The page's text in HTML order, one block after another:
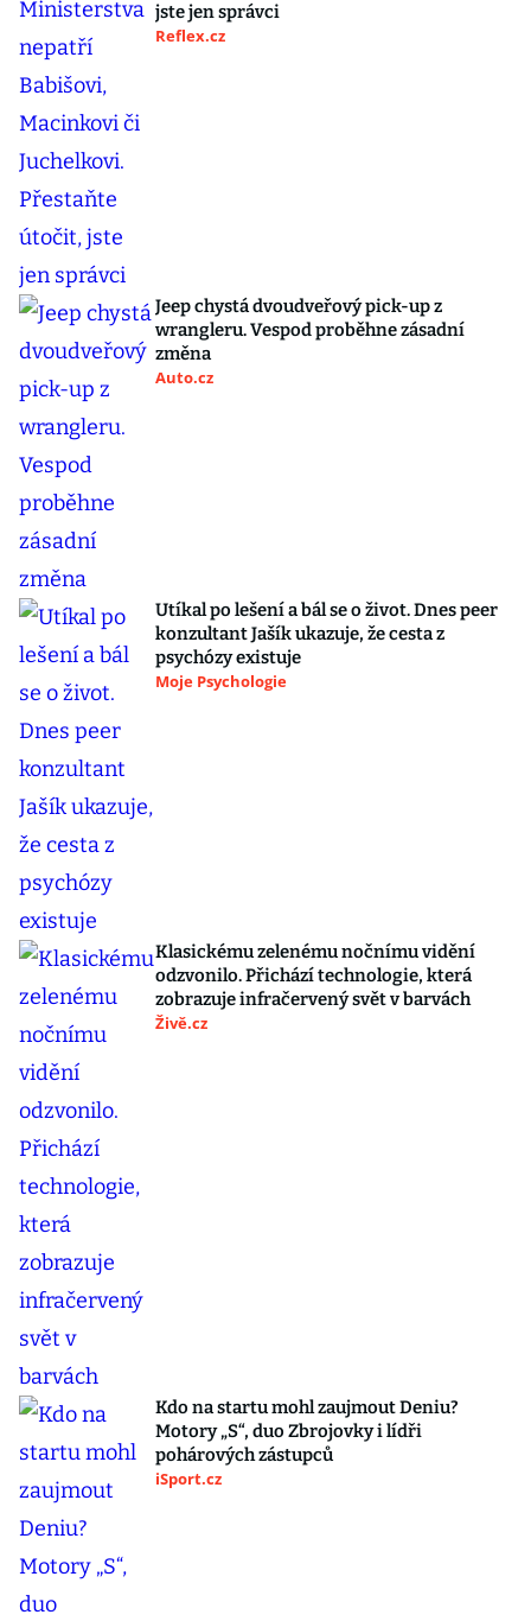
jste jen správci
Reflex.cz
Jeep chystá dvoudveřový pick-up z
wrangleru. Vespod proběhne zásadní
změna
Auto.cz
Utíkal po lešení a bál se o život. Dnes peer
konzultant Jašík ukazuje, že cesta z
psychózy existuje
Moje Psychologie
Klasickému zelenému nočnímu vidění
odzvonilo. Přichází technologie, která
zobrazuje infračervený svět v barvách
Živě.cz
Kdo na startu mohl zaujmout Deniu?
Motory „S“, duo Zbrojovky i lídři
pohárových zástupců
iSport.cz